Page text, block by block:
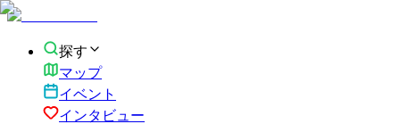
探す
マップ
イベント
インタビュー